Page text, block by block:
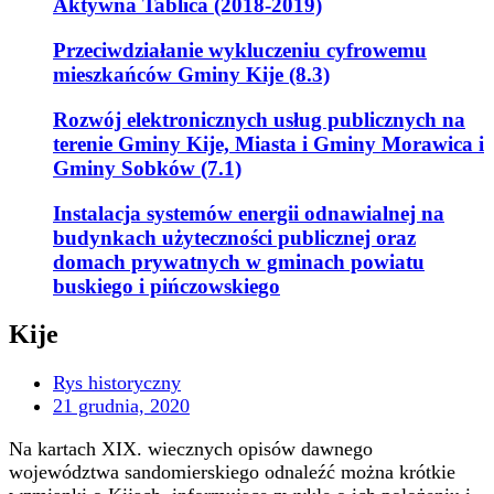
Aktywna Tablica (2018-2019)
Przeciwdziałanie wykluczeniu cyfrowemu
mieszkańców Gminy Kije (8.3)
Rozwój elektronicznych usług publicznych na
terenie Gminy Kije, Miasta i Gminy Morawica i
Gminy Sobków (7.1)
Instalacja systemów energii odnawialnej na
budynkach użyteczności publicznej oraz
domach prywatnych w gminach powiatu
buskiego i pińczowskiego
Kije
Rys historyczny
21 grudnia, 2020
Na kartach XIX. wiecznych opisów dawnego
województwa sandomierskiego odnaleźć można krótkie